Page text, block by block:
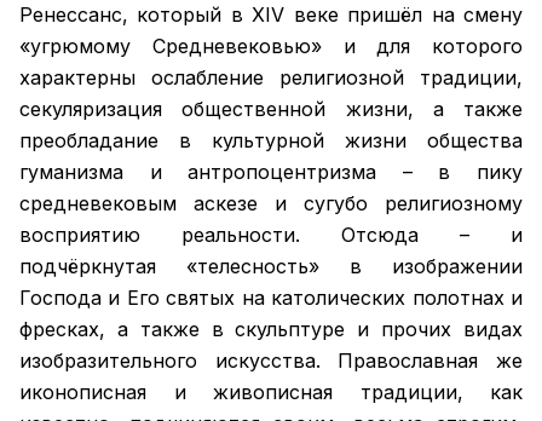
Ренессанс, который в XIV веке пришёл на смену
«угрюмому Средневековью» и для которого
характерны ослабление религиозной традиции,
секуляризация общественной жизни, а также
преобладание в культурной жизни общества
гуманизма и антропоцентризма – в пику
средневековым аскезе и сугубо религиозному
восприятию реальности. Отсюда – и
подчёркнутая «телесность» в изображении
Господа и Его святых на католических полотнах и
фресках, а также в скульптуре и прочих видах
изобразительного искусства. Православная же
иконописная и живописная традиции, как